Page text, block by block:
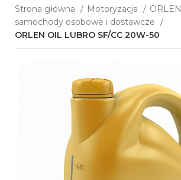
Strona główna Motoryzacja
ORLEN
samochody osobowe i dostawcze
ORLEN OIL LUBRO SF/CC 20W-50